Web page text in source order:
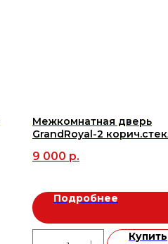
Межкомнатная дверь
GrandRoyal-2
9 000 р.
Подробнее
Купить